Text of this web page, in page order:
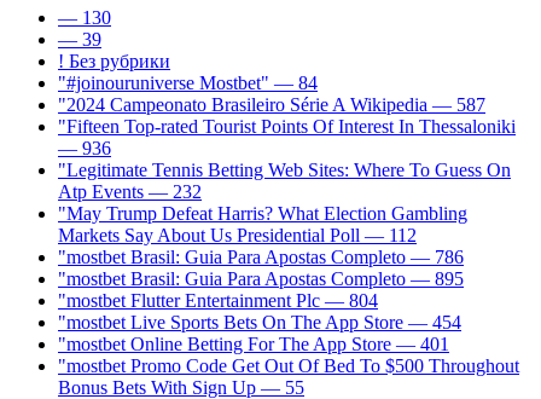
— 130
— 39
! Без рубрики
"#joinouruniverse Mostbet" — 84
"2024 Campeonato Brasileiro Série A Wikipedia — 587
"Fifteen Top-rated Tourist Points Of Interest In Thessaloniki
— 936
"Legitimate Tennis Betting Web Sites: Where To Guess On
Atp Events — 232
"May Trump Defeat Harris? What Election Gambling
Markets Say About Us Presidential Poll — 112
"mostbet Brasil: Guia Para Apostas Completo — 786
"mostbet Brasil: Guia Para Apostas Completo — 895
"mostbet Flutter Entertainment Plc — 804
"‎mostbet Live Sports Bets On The App Store — 454
"‎mostbet Online Betting For The App Store — 401
"mostbet Promo Code Get Out Of Bed To $500 Throughout
Bonus Bets With Sign Up — 55